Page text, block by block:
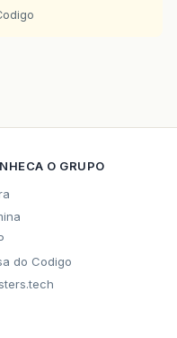
O GRUPO
do Codigo